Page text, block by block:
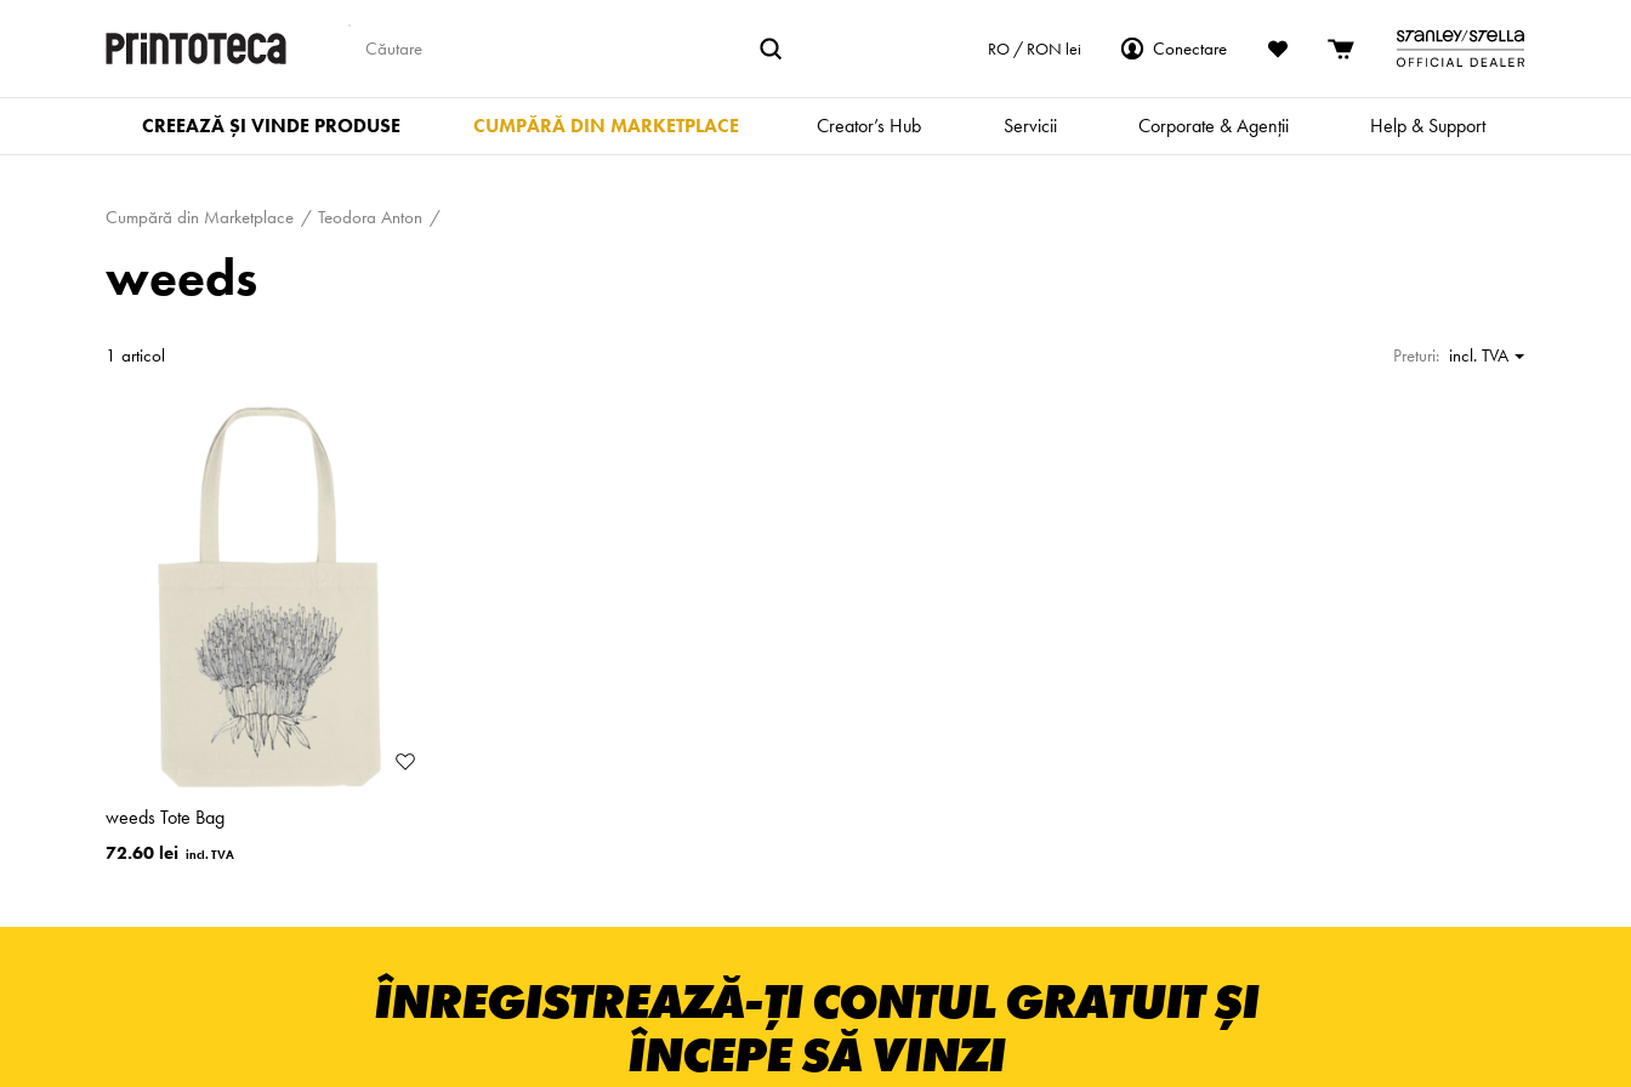
RO / RON lei Conectare
CREEAZĂ ȘI VINDE PRODUSE CUMPĂRĂ DIN MARKETPLACE Creator’s Hub Servicii Corporate & Agenții Help & Support
Cumpără din Marketplace Teodora Anton
weeds
1 articol Preturi: incl. TVA
weeds Tote Bag
72.60 lei
ÎNREGISTREAZĂ-ȚI CONTUL GRATUIT ȘI
ÎNCEPE SĂ VINZI